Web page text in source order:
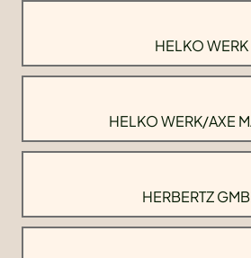
HELKO WERK
HELKO WERK/AXE
HERBERTZ